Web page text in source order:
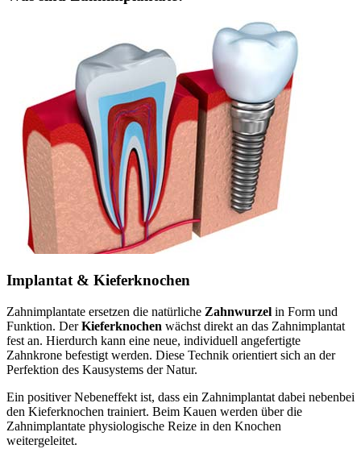
Implantat & Kieferknochen
Zahnimplantate ersetzen die natürliche Zahnwurzel in Form und
Funktion. DerKieferknochen wächst direkt an das Zahnimplantat
fest an. Hierdurch kann eine neue, individuell angefertigte
Zahnkrone befestigt werden. Diese Technik orientiert sich an der
Perfektion des Kausystems der Natur.
Ein positiver Nebeneffekt ist, dass ein Zahnimplantat dabei nebenbei
den Kieferknochen trainiert. Beim Kauen werden über die
Zahnimplantate physiologische Reize in den Knochen
weitergeleitet.